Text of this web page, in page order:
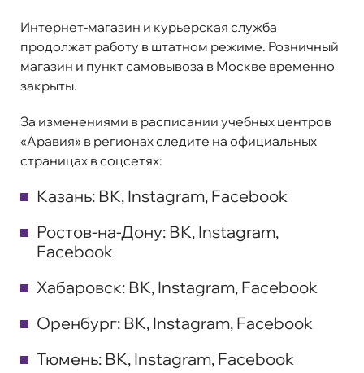
Интернет-магазин и курьерская служба
продолжат работу в штатном режиме. Розничный
магазин и пункт самовывоза в Москве временно
закрыты.
За изменениями в расписании учебных центров
«Аравия» в регионах следите на официальных
страницах в соцсетях:
Казань: ВК, Instagram, Facebook
Ростов-на-Дону: ВК, Instagram,
Facebook
Хабаровск: ВК, Instagram, Facebook
Оренбург: ВК, Instagram, Facebook
Тюмень: ВК, Instagram, Facebook